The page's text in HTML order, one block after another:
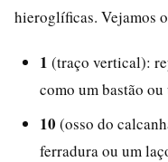
hieroglíficas. Vejamos
1 (traço vertical):
como um bastão ou
10 (osso do
ferradura ou um